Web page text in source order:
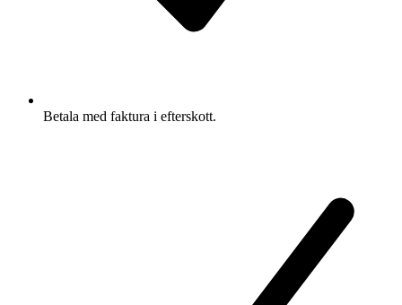
Betala med faktura i efterskott.